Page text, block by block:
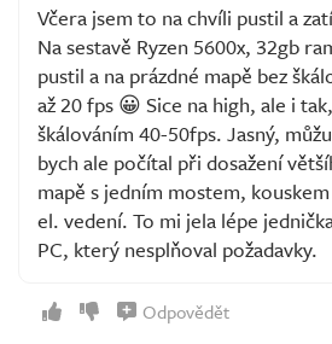
Včera jsem to na chvíli pustil a
Na sestavě Ryzen 5600x, 32gb
pustil a na prázdné mapě bez
až 20 fps 😀 Sice na high, ale i
škálováním 40-50fps. Jasný,
bych ale počítal při dosažení
mapě s jedním mostem,
el. vedení. To mi jela lépe
PC, který nesplňoval požadavky.
Odpovědět